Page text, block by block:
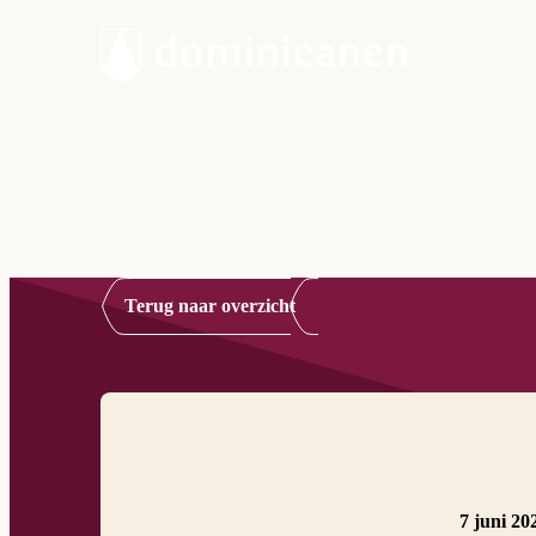
Terug naar overzicht
7 juni